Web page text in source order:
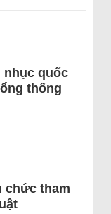
nhục quốc
thống
chức tham